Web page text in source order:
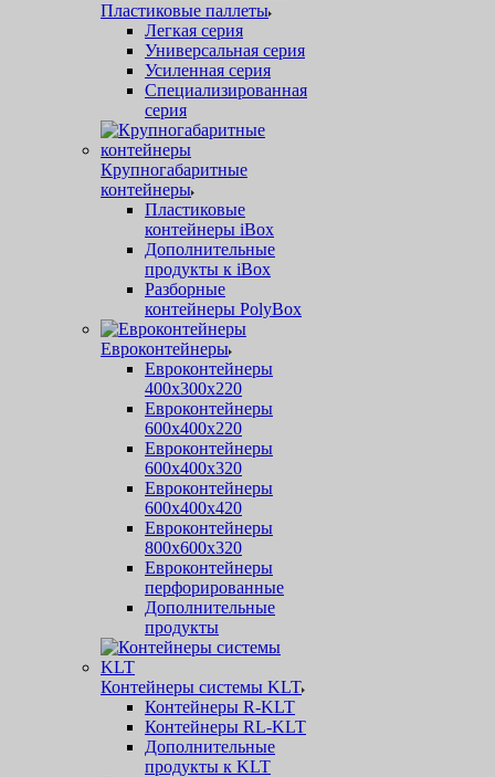
Пластиковые паллеты
Легкая серия
Универсальная серия
Усиленная серия
Специализированная
серия
Крупногабаритные
контейнеры
Пластиковые
контейнеры iBox
Дополнительные
продукты к iBox
Разборные
контейнеры PolyBox
Евроконтейнеры
Евроконтейнеры
400х300х220
Евроконтейнеры
600х400х220
Евроконтейнеры
600х400х320
Евроконтейнеры
600х400х420
Евроконтейнеры
800х600х320
Евроконтейнеры
перфорированные
Дополнительные
продукты
Контейнеры системы KLT
Контейнеры R-KLT
Контейнеры RL-KLT
Дополнительные
продукты к KLT